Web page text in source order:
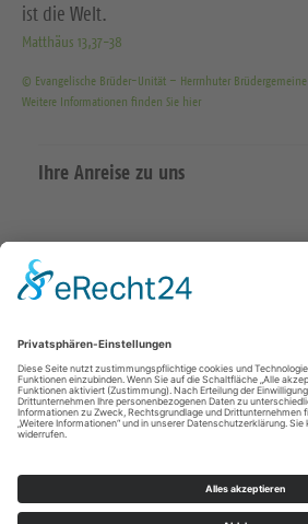
ist die Welt.
Matthäus 13,37-38
© Evangelische Brüder-Unität – Herrnhuter Brüdergemeine
Weitere Informationen finden Sie hier
Ihre Anreise zu uns
Datenschutzerklärung Impressum